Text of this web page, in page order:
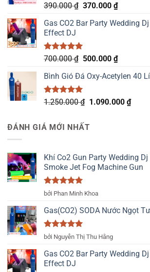
Được xếp
5.00
5 sao
390.000₫ Giá
là:
370.000 ₫Giá
tại
Gas CO2 Bar Party Wedding
Effect DJ
Được xếp
5.00
5 sao
700.000₫ Giá
là:
700.000 ₫.
500.000 ₫Giá
tại
500.000 ₫.
Bình Gió Đá Oxy-Acetylen 40
Được xếp
1.250.000₫ Giá
là:
1.090.000 ₫Giá
ĐÁNH GIÁ MỚI NHẤT
Khí Co2 Gun Party Wedding
Smoke Jet Fog Machine Gun
Được xếp
sao
bởi Phan Minh Khoa
Gas(CO2) SODA Nước Ngọt
Được xếp
hạng 5
sao
bởi Nguyễn Thị Thu Hằng
Gas CO2 Bar Party Wedding
Effect DJ